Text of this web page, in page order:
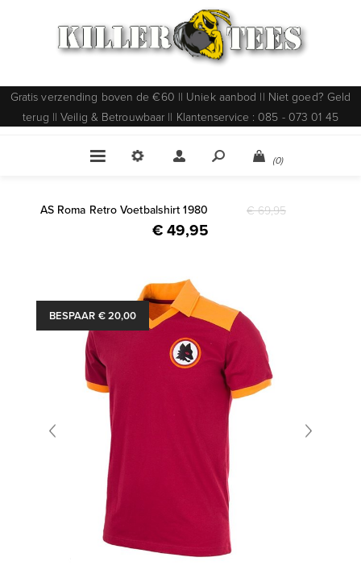
Gratis verzending boven de €60 || Uniek aanbod || Niet goed? Geld
terug || Veilig & Betrouwbaar || Klantenservice : 085 - 073 01 45
(0)
AS Roma Retro Voetbalshirt 1980 € 69,95
€ 49,95
BESPAAR € 20,00